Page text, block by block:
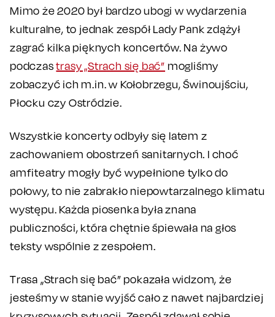
Mimo że 2020 był bardzo ubogi w wydarzenia
kulturalne, to jednak zespół Lady Pank zdążył
zagrać kilka pięknych koncertów. Na żywo
podczastrasy „Strach się bać” mogliśmy
zobaczyć ich m.in. w Kołobrzegu, Świnoujściu,
Płocku czy Ostródzie.
Wszystkie koncerty odbyły się latem z
zachowaniem obostrzeń sanitarnych. I choć
amfiteatry mogły być wypełnione tylko do
połowy, to nie zabrakło niepowtarzalnego klimatu
występu. Każda piosenka była znana
publiczności, która chętnie śpiewała na głos
teksty wspólnie z zespołem.
Trasa „Strach się bać” pokazała widzom, że
jesteśmy w stanie wyjść cało z nawet najbardziej